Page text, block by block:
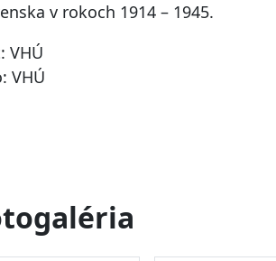
v rokoch 1914 – 1945.
VHÚ
VHÚ